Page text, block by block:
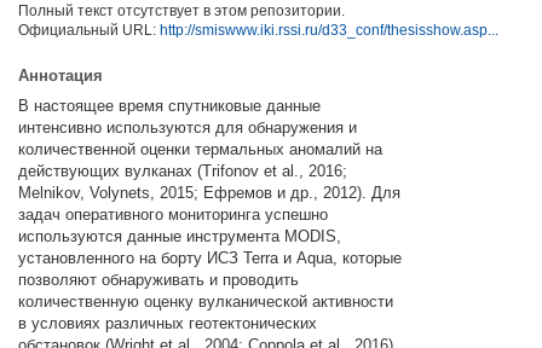
Полный текст отсутствует в этом репозитории.
Официальный URL: http://smiswww.iki.rssi.ru/d33_conf/thesisshow.asp...
Аннотация
В настоящее время спутниковые данные
интенсивно используются для обнаружения и
количественной оценки термальных аномалий на
действующих вулканах (Trifonov et al., 2016;
Melnikov, Volynets, 2015; Ефремов и др., 2012). Для
задач оперативного мониторинга успешно
используются данные инструмента MODIS,
установленного на борту ИСЗ Terra и Aqua, которые
позволяют обнаруживать и проводить
количественную оценку вулканической активности
в условиях различных геотектонических
обстановок (Wright et al., 2004; Coppola et al., 2016).